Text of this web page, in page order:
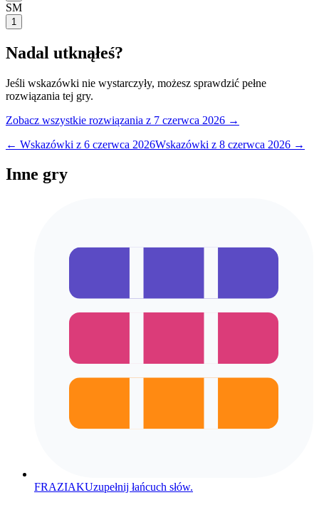
SM
1
Nadal utknąłeś?
Jeśli wskazówki nie wystarczyły, możesz sprawdzić pełne
rozwiązania tej gry.
Zobacz wszystkie rozwiązania z 7 czerwca 2026 →
← Wskazówki z 6 czerwca 2026Wskazówki z 8 czerwca 2026 →
Inne gry
FRAZIAKUzupełnij łańcuch słów.